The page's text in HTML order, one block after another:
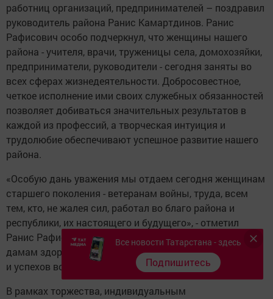
работниц организаций, предпринимателей – поздравил
руководитель района Ранис Камартдинов. Ранис
Рафисович особо подчеркнул, что женщины нашего
района - учителя, врачи, труженицы села, домохозяйки,
предприниматели, руководители - сегодня заняты во
всех сферах жизнедеятельности. Добросовестное,
четкое исполнение ими своих служебных обязанностей
позволяет добиваться значительных результатов в
каждой из профессий, а творческая интуиция и
трудолюбие обеспечивают успешное развитие нашего
района.
«Особую дань уважения мы отдаем сегодня женщинам
старшего поколения - ветеранам войны, труда, всем
тем, кто, не жалея сил, работал во благо района и
республики, их настоящего и будущего», - отметил
Ранис Рафисович и пожелал всем присутствующим
дамам здоровья, семейного благополучия, оптимизма
и успехов во всех начинаниях.
В рамках торжества, индивидуальным
Все новости Татарстана - здесь
Подпишитесь